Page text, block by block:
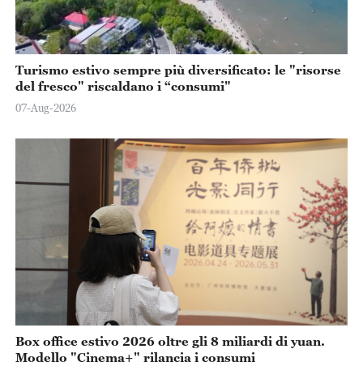
Turismo estivo sempre più diversificato: le "risorse
del fresco" riscaldano i “consumi"
07-Aug-2026
Box office estivo 2026 oltre gli 8 miliardi di yuan.
Modello "Cinema+" rilancia i consumi